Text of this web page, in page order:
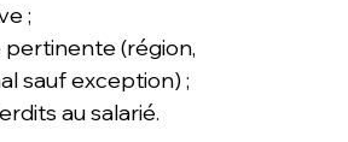
;
(région,
sauf exception) ;
au salarié.